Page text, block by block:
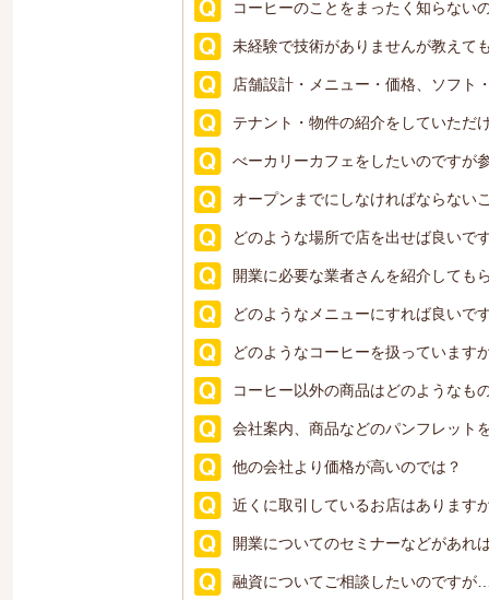
コーヒーのことをまったく知らない
未経験で技術がありませんが教えて
店舗設計・メニュー・価格、ソフト
テナント・物件の紹介をしていただ
べーカリーカフェをしたいのですが
オープンまでにしなければならない
どのような場所で店を出せば良いで
開業に必要な業者さんを紹介しても
どのようなメニューにすれば良いで
どのようなコーヒーを扱っています
コーヒー以外の商品はどのようなも
会社案内、商品などのパンフレット
他の会社より価格が高いのでは？
近くに取引しているお店はあります
開業についてのセミナーなどがあれ
融資についてご相談したいのですが